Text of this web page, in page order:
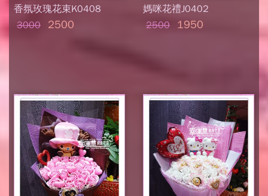
香氛玫瑰花束K0408
3000
2500
媽咪花禮J0402
2500
1950